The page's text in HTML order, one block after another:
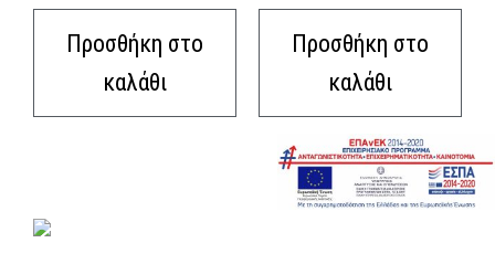
Προσθήκη στο
καλάθι
Προσθήκη στο
καλάθι